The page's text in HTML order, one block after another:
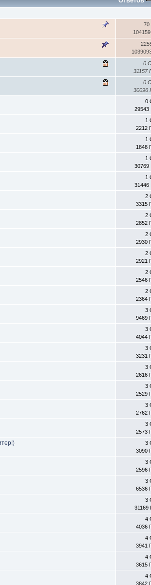
70
0
31157
0
30096
0
29543
1
2212
1
1848
1
30769
1
31446
2
3315
2
2852
2
2930
2
2921
2
2546
2
2364
3
9469
3
4044
3
3231
3
2616
3
2529
3
2762
3
2573
3
3090
3
2596
3
6536
3
31169
4
4036
4
3941
4
3615
4
3842